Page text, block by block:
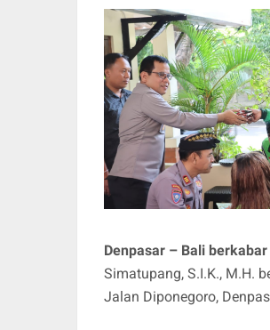
Denpasar – Bali berkabar
Simatupang, S.I.K., M.H.
Jalan Diponegoro,